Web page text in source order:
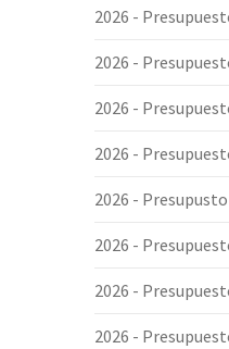
2026 -
2026 -
2026 -
2026 -
2026 -
2026 -
2026 -
2026 -